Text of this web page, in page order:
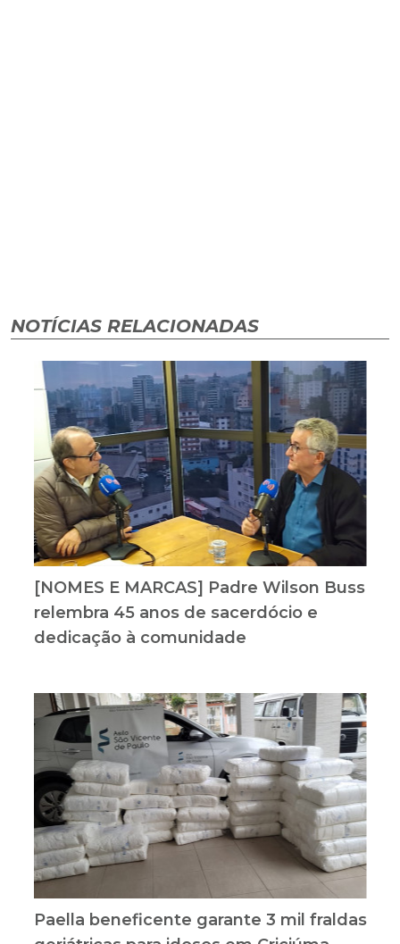
NOTÍCIAS RELACIONADAS
[NOMES E MARCAS] Padre Wilson Buss
relembra 45 anos de sacerdócio e
dedicação à comunidade
Paella beneficente garante 3 mil fraldas